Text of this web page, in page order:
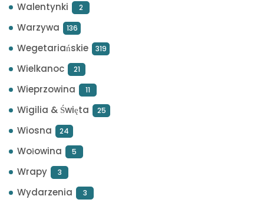
Walentynki 2
Warzywa 136
Wegetariańskie 319
Wielkanoc 21
Wieprzowina 11
Wigilia & Święta 25
Wiosna 24
Wołowina 5
Wrapy 3
Wydarzenia 3